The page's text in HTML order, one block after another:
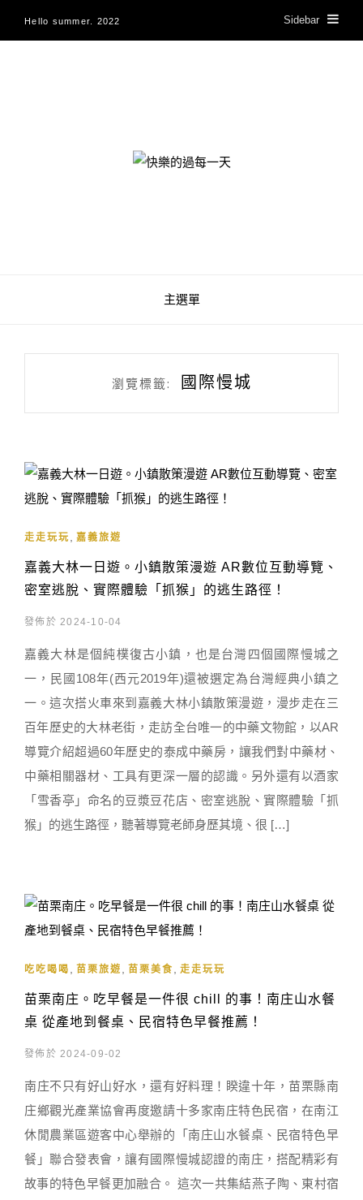
Hello summer. 2022 Sidebar
快樂的過每一天
主選單
瀏覽標籤: 國際慢城
走走玩玩 嘉義旅遊
嘉義大林一日遊。小鎮散策漫遊 AR數位互動導覽、
密室逃脫、實際體驗「抓猴」的逃生路徑！
發佈於 2024-10-04
嘉義大林是個純樸復古小鎮，也是台灣四個國際慢城之
一，民國108年(西元2019年)還被選定為台灣經典小鎮之
一。這次搭火車來到嘉義大林小鎮散策漫遊，漫步走在三
百年歷史的大林老街，走訪全台唯一的中藥文物館，以AR
導覽介紹超過60年歷史的泰成中藥房，讓我們對中藥材、
中藥相關器材、工具有更深一層的認識。另外還有以酒家
「雪香亭」命名的豆漿豆花店、密室逃脫、實際體驗「抓
猴」的逃生路徑，聽著導覽老師身歷其境、很 […]
吃吃喝喝 苗栗旅遊 苗栗美食 走走玩玩
苗栗南庄。吃早餐是一件很 chill 的事！南庄山水餐
桌 從產地到餐桌、民宿特色早餐推薦！
發佈於 2024-09-02
南庄不只有好山好水，還有好料理！睽違十年，苗栗縣南
庄鄉觀光產業協會再度邀請十多家南庄特色民宿，在南江
休閒農業區遊客中心舉辦的「南庄山水餐桌、民宿特色早
餐」聯合發表會，讓有國際慢城認證的南庄，搭配精彩有
故事的特色早餐更加融合。 這次一共集結燕子陶、東村宿